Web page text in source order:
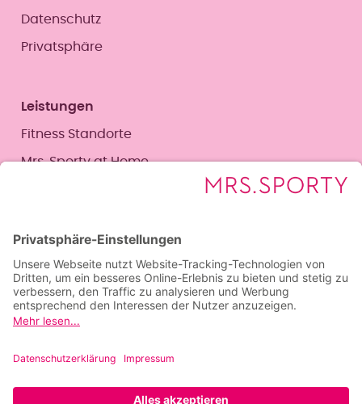
Datenschutz
Privatsphäre
Leistungen
Fitness Standorte
Mrs. Sporty at Home
Social Media Corporate
Facebook
Instagram
YouTube
LinkedIn